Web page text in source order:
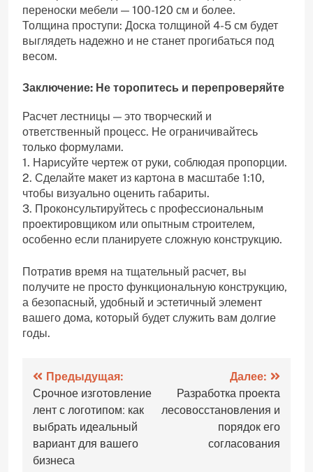
переноски мебели — 100-120 см и более.
Толщина проступи: Доска толщиной 4-5 см будет
выглядеть надежно и не станет прогибаться под
весом.
Заключение: Не торопитесь и перепроверяйте
Расчет лестницы — это творческий и
ответственный процесс. Не ограничивайтесь
только формулами.
1. Нарисуйте чертеж от руки, соблюдая пропорции.
2. Сделайте макет из картона в масштабе 1:10,
чтобы визуально оценить габариты.
3. Проконсультируйтесь с профессиональным
проектировщиком или опытным строителем,
особенно если планируете сложную конструкцию.
Потратив время на тщательный расчет, вы
получите не просто функциональную конструкцию,
а безопасный, удобный и эстетичный элемент
вашего дома, который будет служить вам долгие
годы.
Навигация
по
записям
Предыдущая:
Срочное изготовление
лент с логотипом: как
выбрать идеальный
вариант для вашего
бизнеса
Далее:
Разработка проекта
лесовосстановления и
порядок его
согласования